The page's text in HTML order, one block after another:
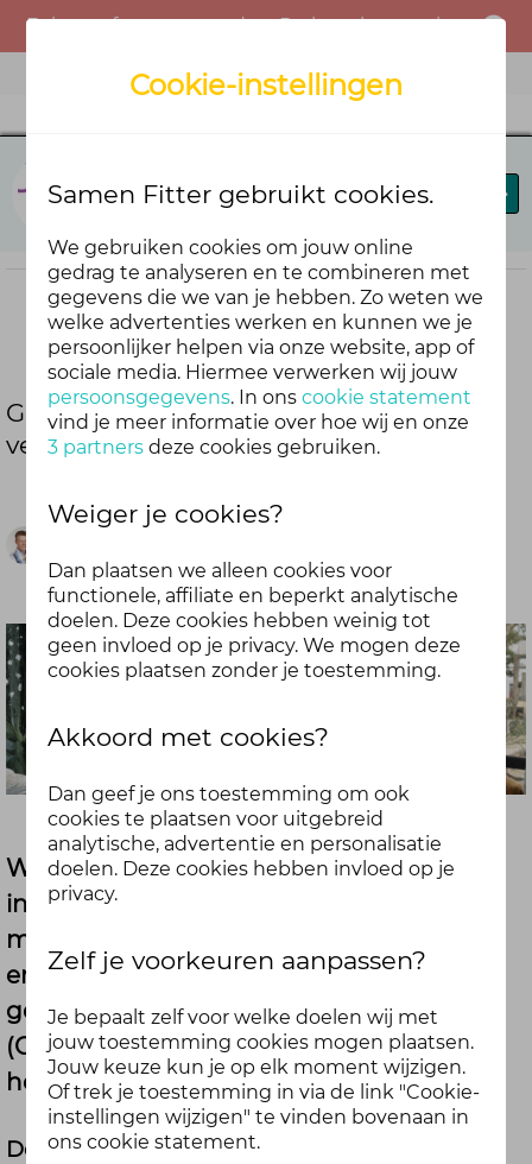
Sterk te werk
Beste Breaks
Deel deze blog
Goed voor elkaar: waarom
verbondenheid het verschil maakt
We kennen allemaal het IQ - het
intelligentiequotiënt. En steeds meer
mensen weten wat EQ betekent - de
emotionele intelligentie. Maar heb je al
gehoord van de Connectie Quotient
(CQ)? En belangrijker nog: weet je hoe
hoog jouw CQ is?
De verbinding die je mist (en wat het je kost)
Cookie-instellingen
Samen Fitter gebruikt cookies.
We gebruiken cookies om jouw online
gedrag te analyseren en te combineren met
gegevens die we van je hebben. Zo weten we
welke advertenties werken en kunnen we je
persoonlijker helpen via onze website, app of
sociale media. Hiermee verwerken wij jouw
persoonsgegevens. In onscookie statement
vind je meer informatie over hoe wij en onze
3 partners deze cookies gebruiken.
Weiger je cookies?
Dan plaatsen we alleen cookies voor
functionele, affiliate en beperkt analytische
doelen. Deze cookies hebben weinig tot
geen invloed op je privacy. We mogen deze
cookies plaatsen zonder je toestemming.
Akkoord met cookies?
Dan geef je ons toestemming om ook
cookies te plaatsen voor uitgebreid
analytische, advertentie en personalisatie
doelen. Deze cookies hebben invloed op je
privacy.
Zelf je voorkeuren aanpassen?
Je bepaalt zelf voor welke doelen wij met
jouw toestemming cookies mogen plaatsen.
Jouw keuze kun je op elk moment wijzigen.
Of trek je toestemming in via de link "Cookie-
instellingen wijzigen" te vinden bovenaan in
ons cookie statement.
Er is een fout opgetreden. Probeer het opnieuw of neem contact op met de beheerder.